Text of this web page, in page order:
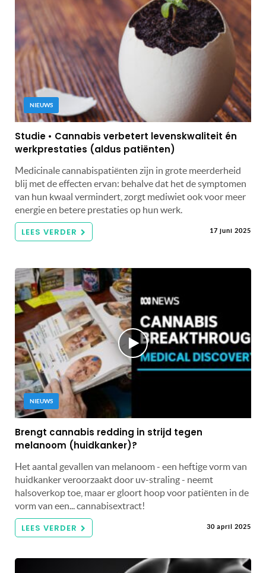
NIEUWS
Studie • Cannabis verbetert levenskwaliteit én
werkprestaties (aldus patiënten)
Medicinale cannabispatiënten zijn in grote meerderheid
blij met de effecten ervan: behalve dat het de symptomen
van hun kwaal vermindert, zorgt mediwiet ook voor meer
energie en betere prestaties op hun werk.
LEES VERDER 17 juni 2025
NIEUWS
Brengt cannabis redding in strijd tegen
melanoom (huidkanker)?
Het aantal gevallen van melanoom - een heftige vorm van
huidkanker veroorzaakt door uv-straling - neemt
halsoverkop toe, maar er gloort hoop voor patiënten in de
vorm van een... cannabisextract!
LEES VERDER 30 april 2025